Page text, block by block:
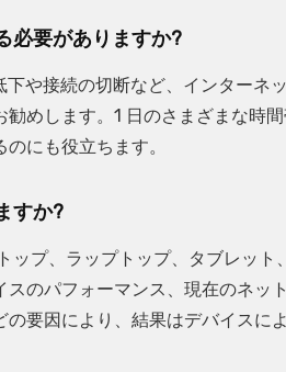
必要がありますか?
や接続の切断など、インターネ
めします。1 日のさまざまな時
にも役立ちます。
すか?
ップ、ラップトップ、タブレット
のパフォーマンス、現在のネッ
要因により、結果はデバイスに